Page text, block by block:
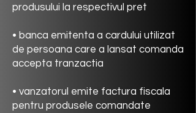
produsului la respectivul pret
• banca emitenta a cardului utilizat
de persoana care a lansat comanda
accepta tranzactia
• vanzatorul emite factura fiscala
pentru produsele comandate